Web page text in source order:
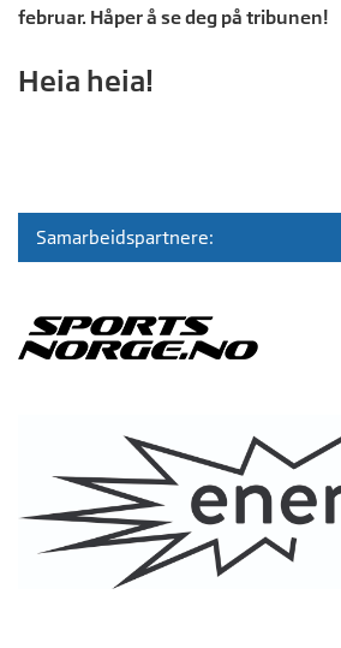
februar. Håper å se deg på tribunen!
Heia heia!
Samarbeidspartnere: